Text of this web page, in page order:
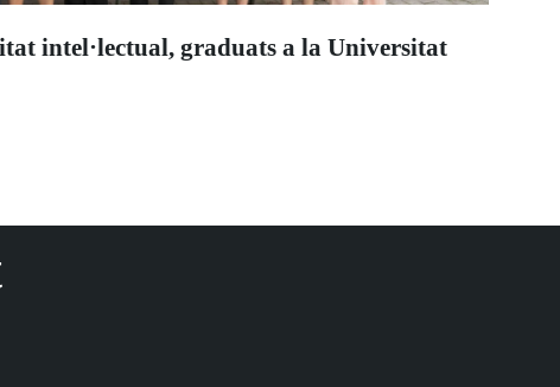
intel·lectual, graduats a la Universitat